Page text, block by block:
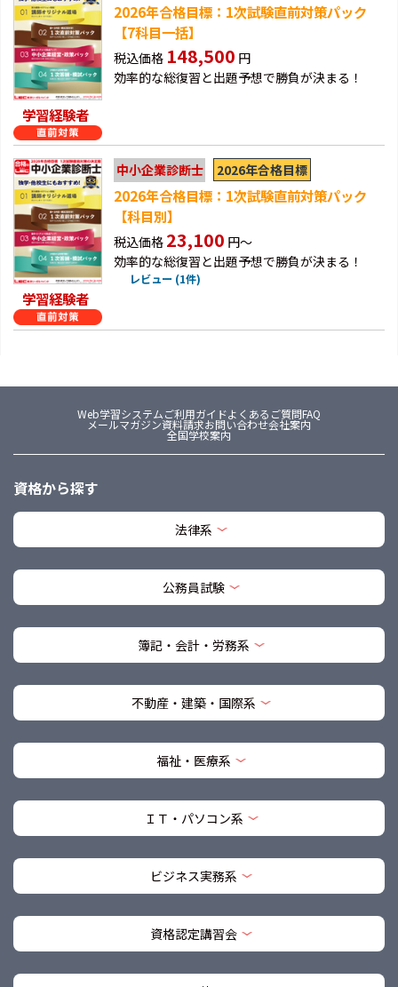
学習経験者
2026年合格目標：1次試験直前対策パック
【7科目一括】
税込価格 148,500 円
効率的な総復習と出題予想で勝負が決まる！
学習経験者
中小企業診断士 2026年合格目標
2026年合格目標：1次試験直前対策パック
【科目別】
税込価格 23,100 円～
効率的な総復習と出題予想で勝負が決まる！
レビュー (1件)
Web学習システムご利用ガイドよくあるご質問FAQ
メールマガジン資料請求お問い合わせ会社案内
全国学校案内
資格から探す
法律系
公務員試験
簿記・会計・労務系
不動産・建築・国際系
福祉・医療系
ＩＴ・パソコン系
ビジネス実務系
資格認定講習会